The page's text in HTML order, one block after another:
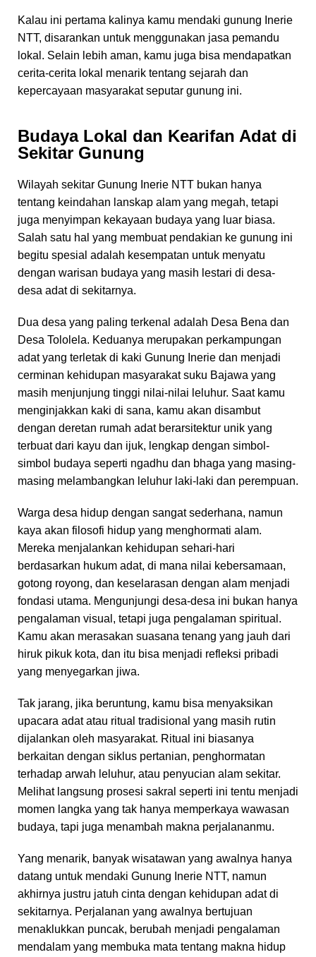
Kalau ini pertama kalinya kamu mendaki gunung Inerie
NTT, disarankan untuk menggunakan jasa pemandu
lokal. Selain lebih aman, kamu juga bisa mendapatkan
cerita-cerita lokal menarik tentang sejarah dan
kepercayaan masyarakat seputar gunung ini.
Budaya Lokal dan Kearifan Adat di
Sekitar Gunung
Wilayah sekitar Gunung Inerie NTT bukan hanya
tentang keindahan lanskap alam yang megah, tetapi
juga menyimpan kekayaan budaya yang luar biasa.
Salah satu hal yang membuat pendakian ke gunung ini
begitu spesial adalah kesempatan untuk menyatu
dengan warisan budaya yang masih lestari di desa-
desa adat di sekitarnya.
Dua desa yang paling terkenal adalah Desa Bena dan
Desa Tololela. Keduanya merupakan perkampungan
adat yang terletak di kaki Gunung Inerie dan menjadi
cerminan kehidupan masyarakat suku Bajawa yang
masih menjunjung tinggi nilai-nilai leluhur. Saat kamu
menginjakkan kaki di sana, kamu akan disambut
dengan deretan rumah adat berarsitektur unik yang
terbuat dari kayu dan ijuk, lengkap dengan simbol-
simbol budaya seperti ngadhu dan bhaga yang masing-
masing melambangkan leluhur laki-laki dan perempuan.
Warga desa hidup dengan sangat sederhana, namun
kaya akan filosofi hidup yang menghormati alam.
Mereka menjalankan kehidupan sehari-hari
berdasarkan hukum adat, di mana nilai kebersamaan,
gotong royong, dan keselarasan dengan alam menjadi
fondasi utama. Mengunjungi desa-desa ini bukan hanya
pengalaman visual, tetapi juga pengalaman spiritual.
Kamu akan merasakan suasana tenang yang jauh dari
hiruk pikuk kota, dan itu bisa menjadi refleksi pribadi
yang menyegarkan jiwa.
Tak jarang, jika beruntung, kamu bisa menyaksikan
upacara adat atau ritual tradisional yang masih rutin
dijalankan oleh masyarakat. Ritual ini biasanya
berkaitan dengan siklus pertanian, penghormatan
terhadap arwah leluhur, atau penyucian alam sekitar.
Melihat langsung prosesi sakral seperti ini tentu menjadi
momen langka yang tak hanya memperkaya wawasan
budaya, tapi juga menambah makna perjalananmu.
Yang menarik, banyak wisatawan yang awalnya hanya
datang untuk mendaki Gunung Inerie NTT, namun
akhirnya justru jatuh cinta dengan kehidupan adat di
sekitarnya. Perjalanan yang awalnya bertujuan
menaklukkan puncak, berubah menjadi pengalaman
mendalam yang membuka mata tentang makna hidup